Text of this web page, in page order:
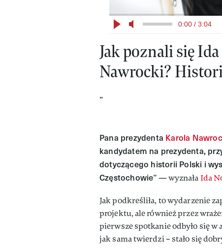
0:00 / 3:04
Jak poznali się
Nawrocki?
„
Pana prezydenta Karola
kandydatem na prezydenta,
dotyczącego historii Polski i
Częstochowie” — wyznała Ida
Jak podkreśliła, to wydarzenie
projektu, ale również przez
pierwsze spotkanie odbyło się
jak sama twierdzi – stało się